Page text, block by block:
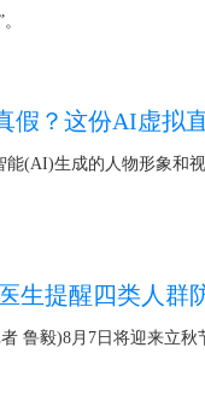
假？这份AI虚拟
能(AI)生成的人物形象和
生提醒四类人群
鲁毅)8月7日将迎来立